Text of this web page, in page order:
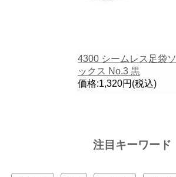
4300 シームレス足袋ソ
ックス No.3 黒
価格:1,320円(税込)
注目キーワード